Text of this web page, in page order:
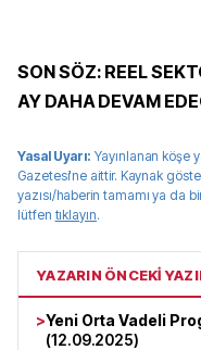
SON SÖZ: REEL
AY DAHA DEVAM
Yasal Uyarı: Yayınlanan köşe
Gazetesi'ne aittir. Kaynak
yazısı/haberin tamamı ya da
lütfen tıklayın.
YAZARIN ÖNCEKİ
>Yeni Orta Vadeli
(12.09.2025)